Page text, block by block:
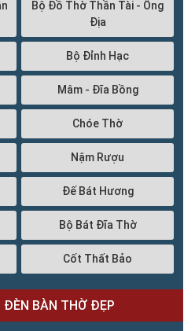
Bộ Đồ Thờ Thần Tài - Ông
Địa
Bộ Đỉnh Hạc
Mâm - Đĩa Bồng
Chóe Thờ
Nậm Rượu
Đế Bát Hương
Bộ Bát Đĩa Thờ
Cốt Thất Bảo
BÀN THỜ ĐẸP